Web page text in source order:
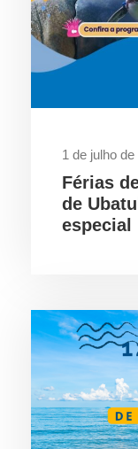
1 de julho de
Férias
de
especial